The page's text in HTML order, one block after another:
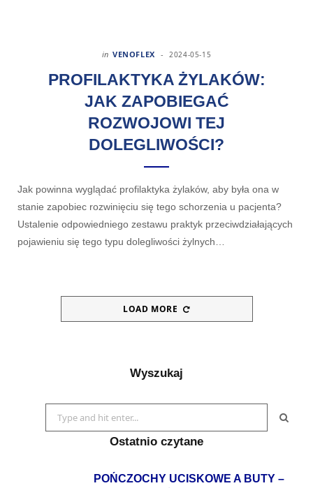
in VENOFLEX 2024-05-15
PROFILAKTYKA ŻYLAKÓW:
JAK ZAPOBIEGAĆ
ROZWOJOWI TEJ
DOLEGLIWOŚCI?
Jak powinna wyglądać profilaktyka żylaków, aby była ona w
stanie zapobiec rozwinięciu się tego schorzenia u pacjenta?
Ustalenie odpowiedniego zestawu praktyk przeciwdziałających
pojawieniu się tego typu dolegliwości żylnych…
LOAD MORE
Wyszukaj
for:
Ostatnio czytane
POŃCZOCHY UCISKOWE A BUTY –